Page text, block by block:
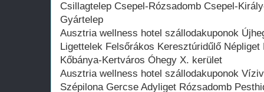
Csillagtelep Csepel-Rózsadomb Csepel-
Gyártelep
Ausztria wellness hotel szállodakuponok
Ligettelek Felsőrákos Keresztúridűlő
Kőbánya-Kertváros Óhegy X. kerület
Ausztria wellness hotel szállodakuponok
Szépilona Gercse Adyliget Rózsadomb